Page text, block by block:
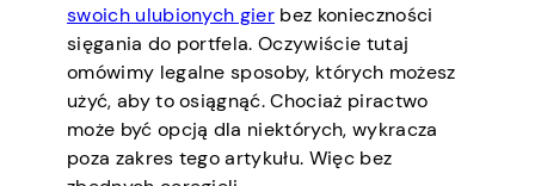
swoich ulubionych gier bez konieczności
sięgania do portfela. Oczywiście tutaj
omówimy legalne sposoby, których możesz
użyć, aby to osiągnąć. Chociaż piractwo
może być opcją dla niektórych, wykracza
poza zakres tego artykułu. Więc bez